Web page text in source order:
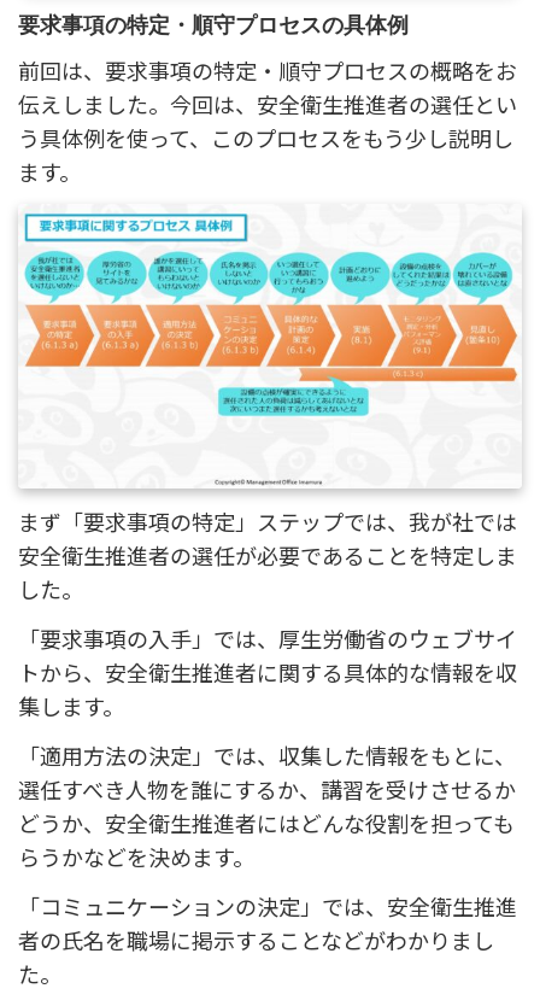
要求事項の特定・順守プロセスの具体例
前回は、要求事項の特定・順守プロセスの概略をお
伝えしました。今回は、安全衛生推進者の選任とい
う具体例を使って、このプロセスをもう少し説明し
ます。
まず「要求事項の特定」ステップでは、我が社では
安全衛生推進者の選任が必要であることを特定しま
した。
「要求事項の入手」では、厚生労働省のウェブサイ
トから、安全衛生推進者に関する具体的な情報を収
集します。
「適用方法の決定」では、収集した情報をもとに、
選任すべき人物を誰にするか、講習を受けさせるか
どうか、安全衛生推進者にはどんな役割を担っても
らうかなどを決めます。
「コミュニケーションの決定」では、安全衛生推進
者の氏名を職場に掲示することなどがわかりまし
た。